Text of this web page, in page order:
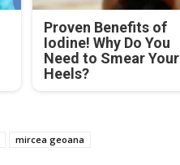
Proven Benefits of
Iodine! Why Do You
Need to Smear Your
Heels?
mircea geoana